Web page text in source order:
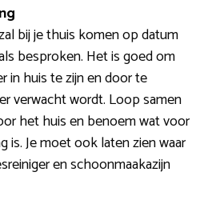
bij je thuis komen op datum
besproken. Het is goed om
in huis te zijn en door te
verwacht wordt. Loop samen
het huis en benoem wat voor
is. Je moet ook laten zien waar
en schoonmaakazijn